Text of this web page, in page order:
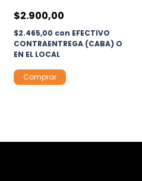
$2.900,00
$2.465,00 con EFECTIVO
CONTRAENTREGA (CABA) O
EN EL LOCAL